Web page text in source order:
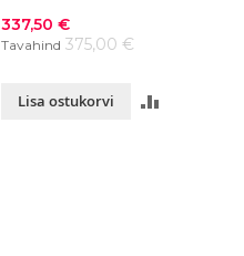
Soodushind
337,50 €
Tavahind 375,00 €
Lisa ostukorvi